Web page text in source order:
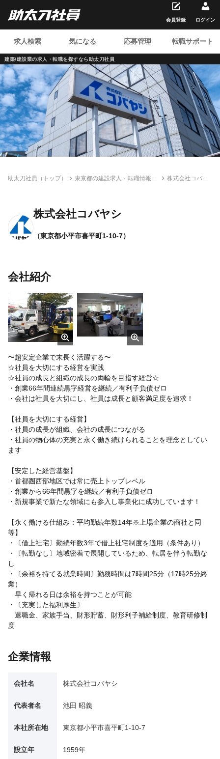
建築/建設業の求人・転職を探すなら助太刀社員
求人検索 気になる 応募管理 転職サポート
会員登録 ログイン
助太刀社員（トップ）
東京都の建設求人・転職情報一
株式会社コバヤ
株式会社コバヤシ
（東京都小平市喜平町1-10-7）
会社紹介
〜超安定企業で末長く活躍する〜
☆社員を大切にする経営を実践
☆社員の成長と組織の成長の両輪を目指す経営☆
・創業66年間連続黒字経営を継続／有利子負債ゼロ
・会社は社員を大切にし、社員は成長と顧客満足度を追求！
【社員を大切にする経営】
・社員の成長が組織、会社の成長につながる
・社員の物心体の充実と永く働き続けられることを理念としてい
ます
【安定した経営基盤】
・首都圏西部地区では常に売上トップレベル
・創業から66年間黒字を継続／有利子負債ゼロ
・新規事業で新たな領域にも参入し事業化に成功しています！
【永く働ける仕組み：平均勤続年数14年※上場企業の商社と同
等】
・〔借上社宅〕勤続年数3年で借上社宅制度を適用（条件あり）
・〔転勤なし〕地域密着で展開しているため、転居を伴う転勤な
し
・〔余裕を持てる就業時間〕勤務時間は7時間25分（17時25分終
業）
早く帰れる日は余裕を持つことが可能
・〔充実した福利厚生〕
退職金、家族手当、財形貯蓄、財形利子補給制度、教育研修制
度
企業情報
会社名 株式会社コバヤシ
代表者名 池田 昭義
本社所在地 東京都小平市喜平町1-10-7
設立年 1959年